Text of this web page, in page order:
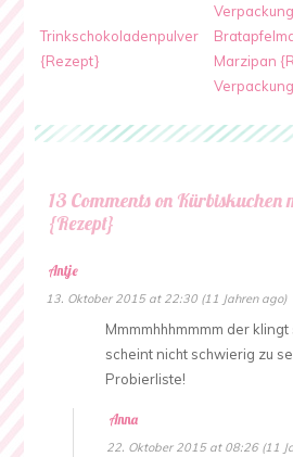
Trinkschokoladenpulver
{Rezept}
Marzipan
13 Comments on
{Rezept}
Antje
13. Oktober 2015 at 22:30 (11 Jahren ago)
Mmmmhhhmmmm der
scheint nicht schwierig zu
Probierliste!
Anna
22. Oktober 2015 at 08:26 (11